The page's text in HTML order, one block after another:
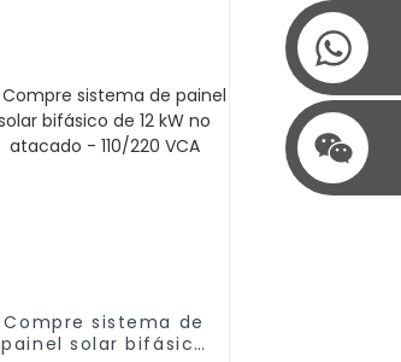
Compre sistema de
painel solar bifásico